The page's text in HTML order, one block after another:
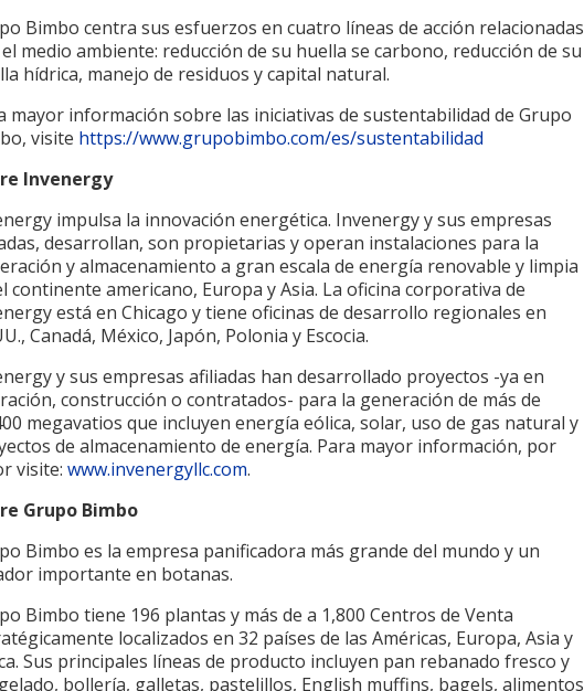
Bimbo centra sus esfuerzos en cuatro líneas de acción relacionadas
medio ambiente: reducción de su huella se carbono, reducción de su
hídrica, manejo de residuos y capital natural.
mayor información sobre las iniciativas de sustentabilidad de Grupo
visite https://www.grupobimbo.com/es/sustentabilidad
Invenergy
impulsa la innovación energética. Invenergy y sus empresas
desarrollan, son propietarias y operan instalaciones para la
y almacenamiento a gran escala de energía renovable y limpia
continente americano, Europa y Asia. La oficina corporativa de
está en Chicago y tiene oficinas de desarrollo regionales en
Canadá, México, Japón, Polonia y Escocia.
y sus empresas afiliadas han desarrollado proyectos -ya en
construcción o contratados- para la generación de más de
megavatios que incluyen energía eólica, solar, uso de gas natural y
de almacenamiento de energía. Para mayor información, por
visite: www.invenergyllc.com.
Grupo Bimbo
Bimbo es la empresa panificadora más grande del mundo y un
importante en botanas.
Bimbo tiene 196 plantas y más de a 1,800 Centros de Venta
localizados en 32 países de las Américas, Europa, Asia y
Sus principales líneas de producto incluyen pan rebanado fresco y
bollería, galletas, pastelillos, English muffins, bagels, alimentos